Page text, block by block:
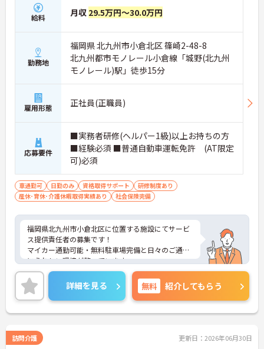
給料 月収 29.5万円～30.0万円
勤務地
福岡県 北九州市小倉北区 篠崎2-48-8
北九州都市モノレール小倉線「城野(北九州
モノレール)駅」徒歩15分
雇用形態 正社員(正職員)
応募要件
■実務者研修(ヘルパー1級)以上お持ちの方
■経験必須 ■普通自動車運転免許 (AT限定
可)必須
車通勤可 日勤のみ 資格取得サポート
研修制度あり
産休･育休･介護休暇取得実績あり
社会保険完備
福岡県北九州市小倉北区に位置する施設にてサービ
ス提供責任者の募集です！
マイカー通勤可能・無料駐車場完備と日々のご通勤
にうれしい環境が整っています。
ご興味のある方には、面接対策ポイントなど、さら
に詳細をお話しいたしますのでお気軽にご相談くだ
さい！
詳細を見る 無料 紹介してもらう
訪問介護 更新日：2026年06月30日